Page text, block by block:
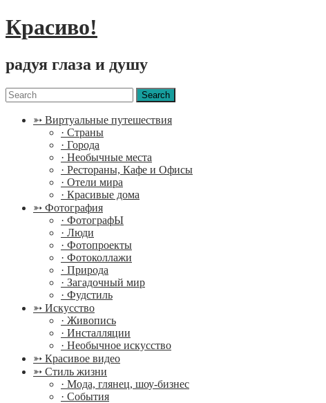
Красиво!
радуя глаза и душу
Menu
Search
for:
➳ Виртуальные путешествия
· Страны
· Города
· Необычные места
· Рестораны, Кафе и Офисы
· Отели мира
· Красивые дома
➳ Фотография
· ФотографЫ
· Люди
· Фотопроекты
· Фотоколлажи
· Природа
· Загадочный мир
· Фудстиль
➳ Искусство
· Живопись
· Инсталляции
· Необычное искусство
➳ Красивое видео
➳ Стиль жизни
· Мода, глянец, шоу-бизнес
· События